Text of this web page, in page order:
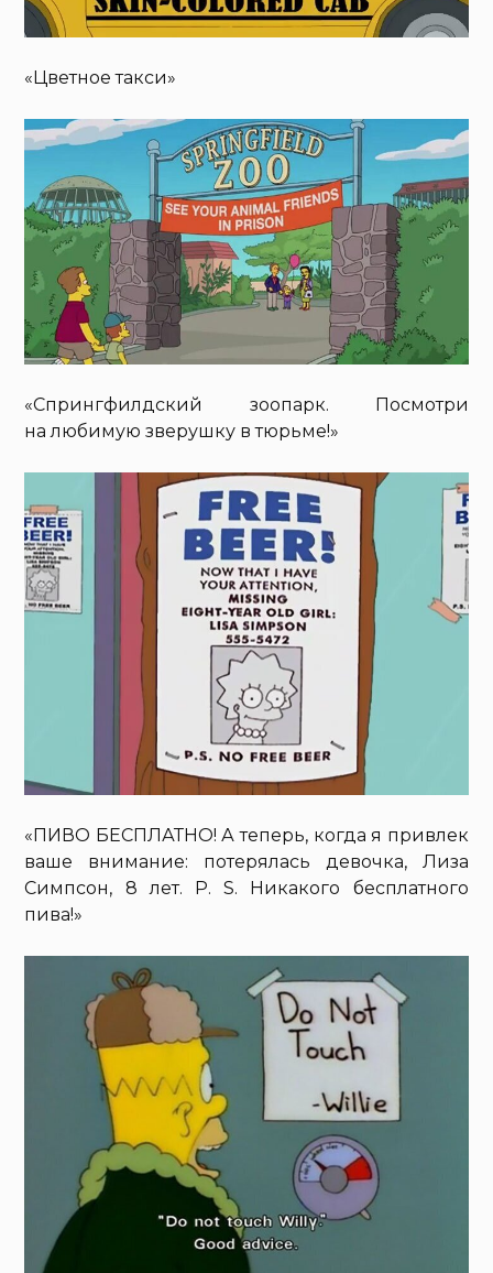
«Цветное такси»
«Спрингфилдский зоопарк. Посмотри
на любимую зверушку в тюрьме!»
«ПИВО БЕСПЛАТНО! А теперь, когда я привлек
ваше внимание: потерялась девочка, Лиза
Симпсон, 8 лет. P. S. Никакого бесплатного
пива!»